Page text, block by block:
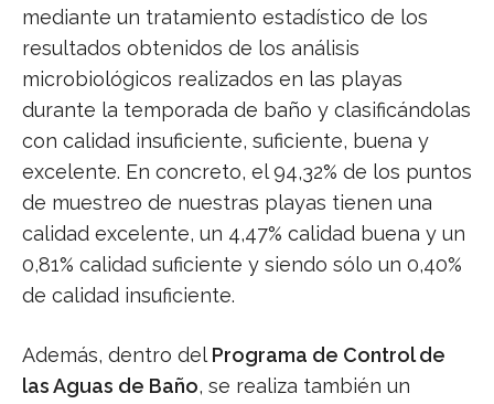
mediante un tratamiento estadístico de los
resultados obtenidos de los análisis
microbiológicos realizados en las playas
durante la temporada de baño y clasificándolas
con calidad insuficiente, suficiente, buena y
excelente. En concreto, el 94,32% de los puntos
de muestreo de nuestras playas tienen una
calidad excelente, un 4,47% calidad buena y un
0,81% calidad suficiente y siendo sólo un 0,40%
de calidad insuficiente.
Además, dentro delPrograma de Control de
las Aguas de Baño, se realiza también un